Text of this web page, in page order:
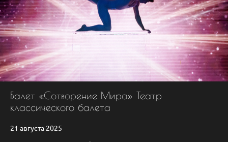
Балет «Сотворение Мира» Театр
классического балета
21 августа 2025